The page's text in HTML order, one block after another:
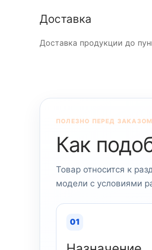
Доставка
Доставка продукции до
ПОЛЕЗНО ПЕРЕД ЗАКАЗОМ
Как
Товар относится к
модели с условиями
01